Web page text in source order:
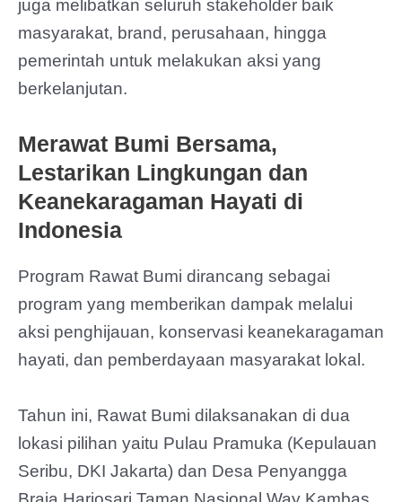
juga melibatkan seluruh stakeholder baik
masyarakat, brand, perusahaan, hingga
pemerintah untuk melakukan aksi yang
berkelanjutan.
Merawat Bumi Bersama,
Lestarikan Lingkungan dan
Keanekaragaman Hayati di
Indonesia
Program Rawat Bumi dirancang sebagai
program yang memberikan dampak melalui
aksi penghijauan, konservasi keanekaragaman
hayati, dan pemberdayaan masyarakat lokal.
Tahun ini, Rawat Bumi dilaksanakan di dua
lokasi pilihan yaitu Pulau Pramuka (Kepulauan
Seribu, DKI Jakarta) dan Desa Penyangga